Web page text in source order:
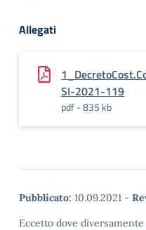
Allegati
SI-2021-119
pdf - 835 kb
Pubblicato: 10.09.2021 -
Eccetto dove